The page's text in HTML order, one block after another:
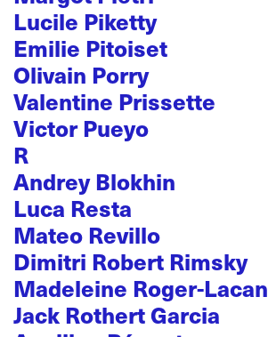
Lucile Piketty
Emilie Pitoiset
Olivain Porry
Valentine Prissette
Victor Pueyo
R
Andrey Blokhin
Luca Resta
Mateo Revillo
Dimitri Robert Rimsky
Madeleine Roger-Lacan
Jack Rothert Garcia